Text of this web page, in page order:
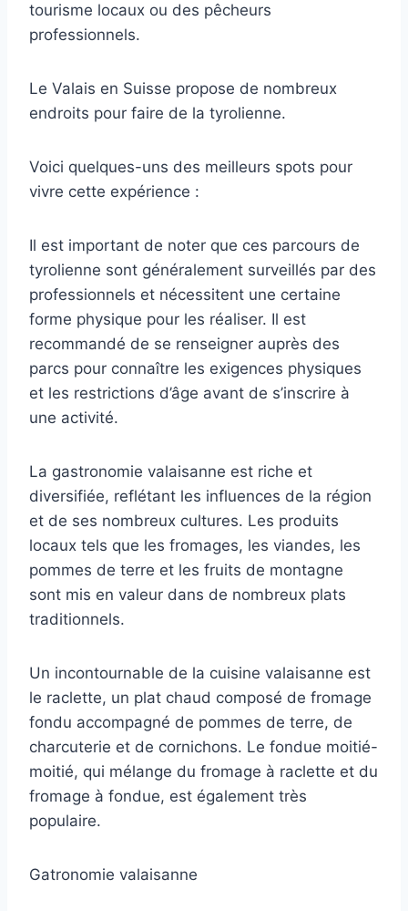
tourisme locaux ou des pêcheurs
professionnels.
Le Valais en Suisse propose de nombreux
endroits pour faire de la tyrolienne.
Voici quelques-uns des meilleurs spots pour
vivre cette expérience :
Il est important de noter que ces parcours de
tyrolienne sont généralement surveillés par des
professionnels et nécessitent une certaine
forme physique pour les réaliser. Il est
recommandé de se renseigner auprès des
parcs pour connaître les exigences physiques
et les restrictions d’âge avant de s’inscrire à
une activité.
La gastronomie valaisanne est riche et
diversifiée, reflétant les influences de la région
et de ses nombreux cultures. Les produits
locaux tels que les fromages, les viandes, les
pommes de terre et les fruits de montagne
sont mis en valeur dans de nombreux plats
traditionnels.
Un incontournable de la cuisine valaisanne est
le raclette, un plat chaud composé de fromage
fondu accompagné de pommes de terre, de
charcuterie et de cornichons. Le fondue moitié-
moitié, qui mélange du fromage à raclette et du
fromage à fondue, est également très
populaire.
Gatronomie valaisanne